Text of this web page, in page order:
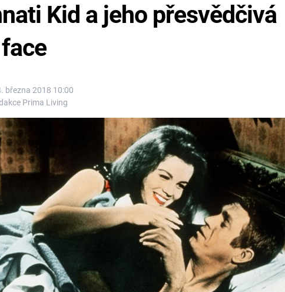
března 2018 10:00
Prima Living
Kid a jeho přesvědčivá